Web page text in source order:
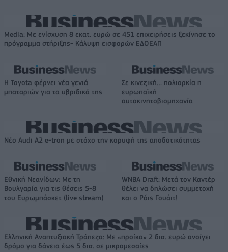
Media: Με ενίσχυση 8 εκατ. ευρώ σε 451 επιχειρήσεις ξεκίνησε το
πρόγραμμα στήριξης- Κάλυψη εισφορών ΕΔΟΕΑΠ
Η Toyota φέρνει νέα γενιά
μπαταριών για τα υβριδικά της
Σε κινεζική… πολιορκία η
ευρωπαϊκή
αυτοκινητοβιομηχανία
Νέο Audi A2 e-tron με στόχο την κορυφή της αποδοτικότητας
Εθνική Νεανίδων: Με τη
Βουλγαρία για τις θέσεις 5-8
του Ευρωμπάσκετ (live stream)
WNBA Draft: Μετά τον Καντέρ
θέλει να δηλώσει συμμετοχή
και ο Ρόις Γουάιτ!
Ελληνική Αναπτυξιακή Τράπεζα: Με «προίκα» 2 δισ. ευρώ ανοίγει
δρόμο για δάνεια έως 5 δισ. σε μικρομεσαίες